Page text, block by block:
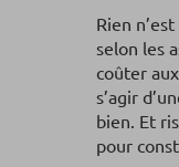
Rien
selon les
coûter
s’agir
bien. Et
pour